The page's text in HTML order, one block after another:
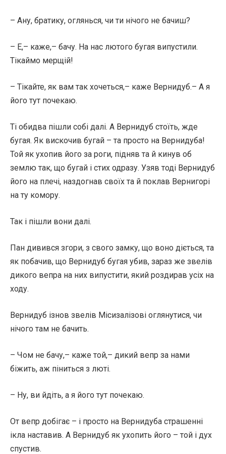
– Ану, братику, оглянься, чи ти нічого не бачиш?
– Е,– каже,– бачу. На нас лютого бугая випустили.
Тікаймо мерщій!
– Тікайте, як вам так хочеться,– каже Вернидуб.– А я
його тут почекаю.
Ті обидва пішли собі далі. А Вернидуб стоїть, жде
бугая. Як вискочив бугай – та просто на Вернидуба!
Той як ухопив його за роги, підняв та й кинув об
землю так, що бугай і стих одразу. Узяв тоді Вернидуб
його на плечі, наздогнав своїх та й поклав Вернигорі
на ту комору.
Так і пішли вони далі.
Пан дивився згори, з свого замку, що воно діється, та
як побачив, що Вернидуб бугая убив, зараз же звелів
дикого вепра на них випустити, який роздирав усіх на
ходу.
Вернидуб ізнов звелів Місизалізові оглянутися, чи
нічого там не бачить.
– Чом не бачу,– каже той,– дикий вепр за нами
біжить, аж піниться з люті.
– Ну, ви йдіть, а я його тут почекаю.
От вепр добігає – і просто на Вернидуба страшенні
ікла наставив. А Вернидуб як ухопить його – той і дух
спустив.